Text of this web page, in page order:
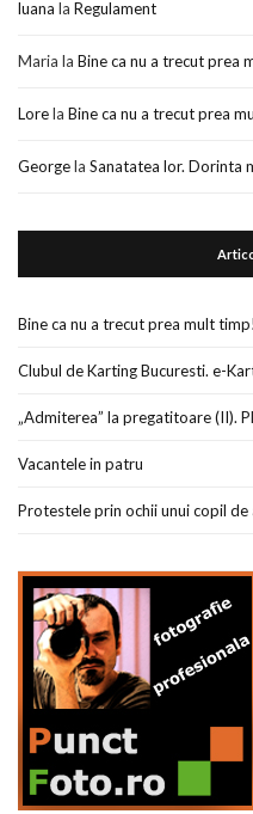
luana la Regulament
Maria la Bine ca nu a trecut prea
Lorela Bine ca nu a trecut prea
Georgela Sanatatea lor. Dorinta
Bine ca nu a trecut prea mult timp!
Clubul de Karting Bucuresti. e-
„Admiterea” la pregatitoare (II).
Vacantele in patru
Protestele prin ochii unui copil